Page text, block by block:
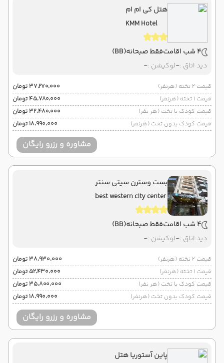
هتل کی ام ام
KMM Hotel
4 شب اقامت فقط صبحانه(BB)
دید اتاق :-لوکیشن :-
قیمت 2 تخته (هرنفر)
۳۷٬۲۷۰٬۰۰۰ تومان
قیمت 1 تخته (هرنفر)
۴۵٬۷۸۰٬۰۰۰ تومان
قیمت کودک با تخت (هر نفر)
۳۲٬۴۸۰٬۰۰۰ تومان
قیمت کودک بدون تخت (هرنفر)
۱۸٬۹۹۰٬۰۰۰ تومان
مشاوره و رزرو رایگان
بست وسترن سیتی سنتر
best western city center
4 شب اقامت فقط صبحانه(BB)
دید اتاق :-لوکیشن :-
قیمت 2 تخته (هرنفر)
۳۸٬۹۳۰٬۰۰۰ تومان
قیمت 1 تخته (هرنفر)
۵۲٬۴۳۰٬۰۰۰ تومان
قیمت کودک با تخت (هر نفر)
۳۵٬۸۰۰٬۰۰۰ تومان
قیمت کودک بدون تخت (هرنفر)
۱۸٬۹۹۰٬۰۰۰ تومان
مشاوره و رزرو رایگان
پاین آستوریا هتل